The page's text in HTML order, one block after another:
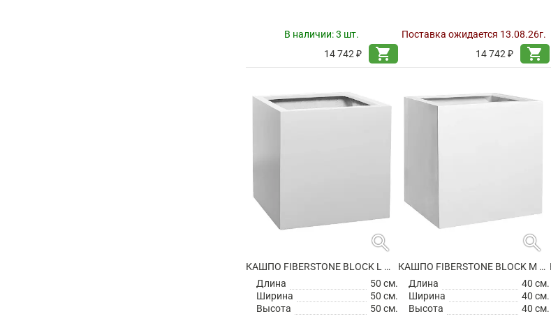
В наличии:3 шт.
14 742 ₽
shopping_cart
Поставка ожидается 13.08.26г.
14 742 ₽
shopping_cart
search
КАШПО FIBERSTONE BLOCK L MATT WHITE
Длина
50 см.
Ширина
50 см.
Высота
50 см.
search
КАШПО FIBERSTONE BLOCK M GLOSSY WHITE
Длина
40 см.
Ширина
40 см.
Высота
40 см.